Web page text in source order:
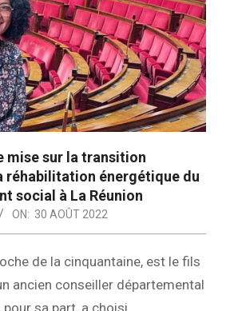
mise sur la transition
réhabilitation énergétique du
social à La Réunion
ON: 30 AOÛT 2022
de la cinquantaine, est le fils
ancien conseiller départemental
sa part, a choisi